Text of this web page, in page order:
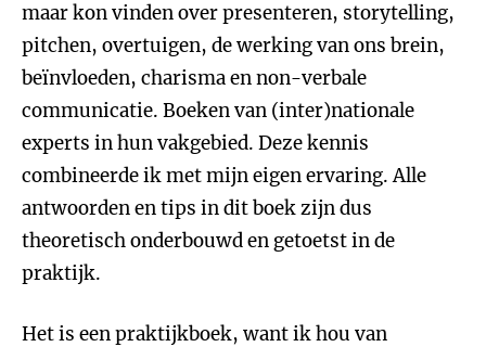
maar kon vinden over presenteren, storytelling,
pitchen, overtuigen, de werking van ons brein,
beïnvloeden, charisma en non-verbale
communicatie. Boeken van (inter)nationale
experts in hun vakgebied. Deze kennis
combineerde ik met mijn eigen ervaring. Alle
antwoorden en tips in dit boek zijn dus
theoretisch onderbouwd en getoetst in de
praktijk.
Het is een praktijkboek, want ik hou van